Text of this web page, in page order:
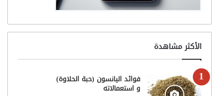
الأكثر مشاهدة
فوائد اليانسون (حبة الحلاوة)
و استعمالاته